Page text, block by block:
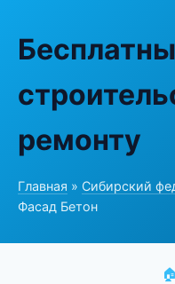
ремонту
Главная » Сибирский
Фасад Бетон